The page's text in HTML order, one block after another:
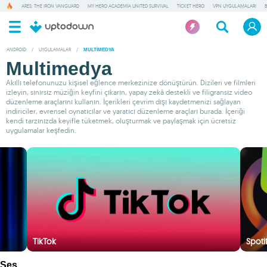
ARES: THE IRON VANGUARD MY HERO ACADEMIA UNITED SURVIVAL TICKET HERO VPN UYGULAMALARI
ANDROID / UYGULAMALAR / MULTIMEDYA
Multimedya
Akıllı telefonunuzu kişisel eğlence merkezinize dönüştürün. Dizileri ve filmleri
izleyin, sınırsız müziğin keyfini çıkarın, yapay zekâ destekli ve filigransız video
düzenleme araçlarını kullanın. İçerikleri çevrim dışı kaydetmenizi sağlayan
indiriciler, evrensel oynatıcılar ve yaratıcı düzenleme araçları burada. İçeriği
kendi tarzınızda keyifle tüketmek, oluşturmak ve paylaşmak için ücretsiz
uygulamalar keşfedin.
TikTok
Ses